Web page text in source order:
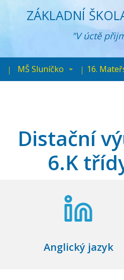
ZÁKLADNÍ
"V úctě
MŠ Sluníčko 16.
Distační
6.K
Anglický jazyk